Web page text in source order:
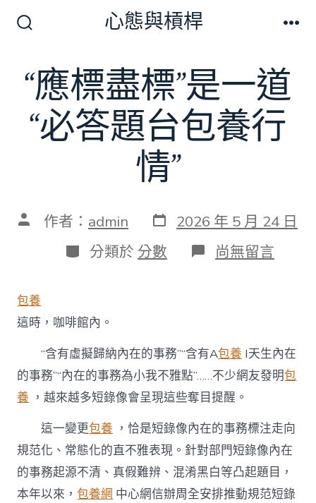
切
換
開
關
心態與槓桿
“應標盡標”是一道
“必答題台包養行
情”
文 作者： admin 發
表
日
期
2026 年 5 月 24 日
分
類
分類於 分數 在
〈“應
道
“必
答
題
台
包
養
行
情”〉
中
尚無留言
包養
這時，咖啡館內。
“含有虛擬歸納內在的事務”“含有A包養 I天生內在
的事務”“內在的事務為小我不雅點”……不少網友發明包
養 ，越來越多短錄像會呈現這些奪目提醒。
這一變更包養 ，恰是短錄像內在的事務標注走向
規范化、常態化的直不雅表現。針對部門短錄像內在
的事務起源不清、真假難辨、混淆黑白等凸起題目，
本年以來，包養網 中心網信辦周全安排推動規范短錄